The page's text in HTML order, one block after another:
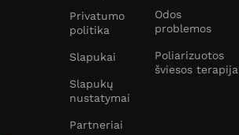
Privatumo
politika
Slapukai
Slapukų
nustatymai
Partneriai
Odos
problemos
Poliarizuotos
šviesos terapija